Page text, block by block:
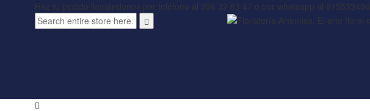
Haz tu pedido llamándonos por teléfono al 956 32 63 47 o por whatsapp al 615533494